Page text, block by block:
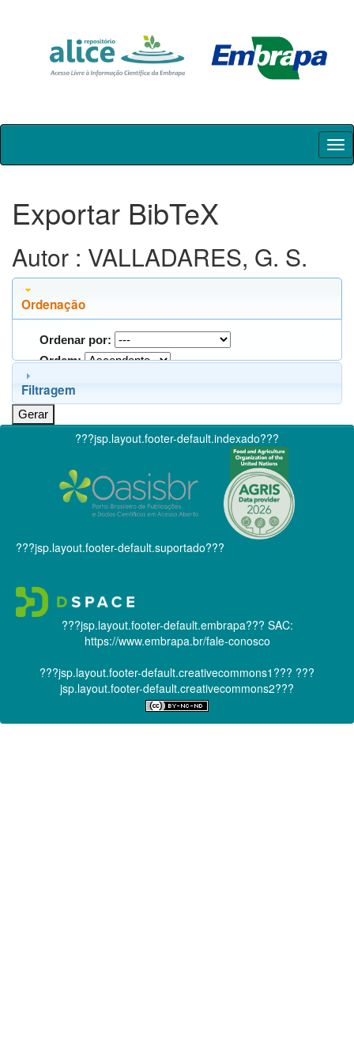
Skip
Exportar BibTeX
Autor : VALLADARES, G. S.
Ordenação
Ordenar por:
Ordem:
Filtragem
???jsp.layout.footer-default.indexado???
???jsp.layout.footer-default.suportado???
???jsp.layout.footer-default.embrapa??? SAC:
https://www.embrapa.br/fale-conosco
???jsp.layout.footer-default.creativecommons1??? ???
jsp.layout.footer-default.creativecommons2???